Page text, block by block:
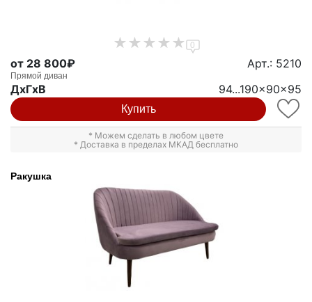
0
от 28 800₽ Арт.: 5210
Прямой диван
ДxГxВ 94...190x90x95
Купить
* Можем сделать в любом цвете
* Доставка в пределах МКАД бесплатно
Ракушка